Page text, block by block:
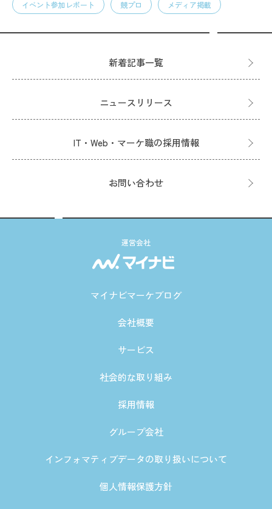
イベント参加レポート 競プロ メディア掲載
新着記事一覧
ニュースリリース
IT・Web・マーケ職の採用情報
お問い合わせ
運営会社
マイナビマーケブログ
会社概要
サービス
社会的な取り組み
採用情報
グループ会社
インフォマティブデータの取り扱いについて
個人情報保護方針